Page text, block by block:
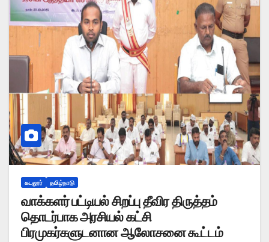
கடலூர் தமிழ்நாடு
வாக்களர் பட்டியல் சிறப்பு தீவிர திருத்தம்
தொடர்பாக அரசியல் கட்சி
பிரமுகர்களுடனான ஆலோசனை கூட்டம்